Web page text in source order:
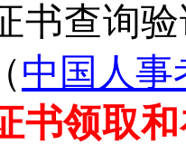
书查询
中国人事
书领取